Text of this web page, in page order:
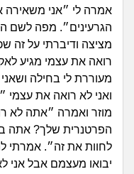
אמרה לי ״אני
הגרעינים״. מפה לשם
מציצה ודיברתי על זה
רואה את עצמי מגיע
מעוררת לי בחילה
ואני לא רואה את עצמי
מוזר ואמרה ״אתה לא
הפרטנרית שלך? אתה
לחוות את זה״. אמרתי
יבואו מעצמם אבל אני